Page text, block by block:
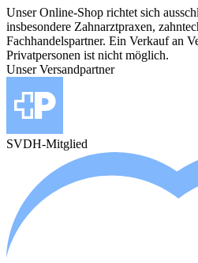
Unser Online-Shop richtet sich
insbesondere Zahnarztpraxen,
Fachhandelspartner. Ein Verkauf an
Privatpersonen ist nicht möglich.
Unser Versandpartner
SVDH-Mitglied